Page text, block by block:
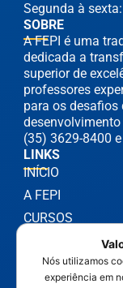
SOBRE
A FEPI é uma
dedicada a
superior de
professores
para os
(35) 3629-8400
LINKS
INÍCIO
A FEPI
CURSOS
Segunda à
Nós utilizamos
experiência em